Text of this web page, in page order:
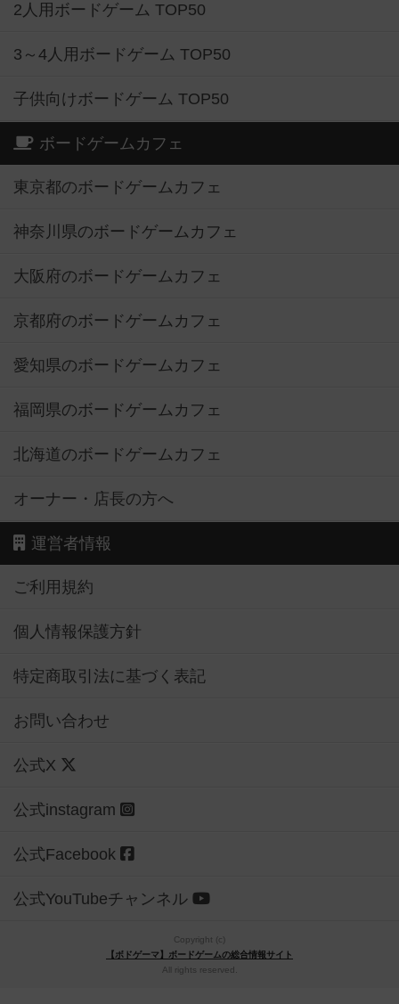
2人用ボードゲーム TOP50
3～4人用ボードゲーム TOP50
子供向けボードゲーム TOP50
ボードゲームカフェ
東京都のボードゲームカフェ
神奈川県のボードゲームカフェ
大阪府のボードゲームカフェ
京都府のボードゲームカフェ
愛知県のボードゲームカフェ
福岡県のボードゲームカフェ
北海道のボードゲームカフェ
オーナー・店長の方へ
運営者情報
ご利用規約
個人情報保護方針
特定商取引法に基づく表記
お問い合わせ
公式X
公式instagram
公式Facebook
公式YouTubeチャンネル
Copyright (c)
【ボドゲーマ】ボードゲームの総合情報サイト
All rights reserved.